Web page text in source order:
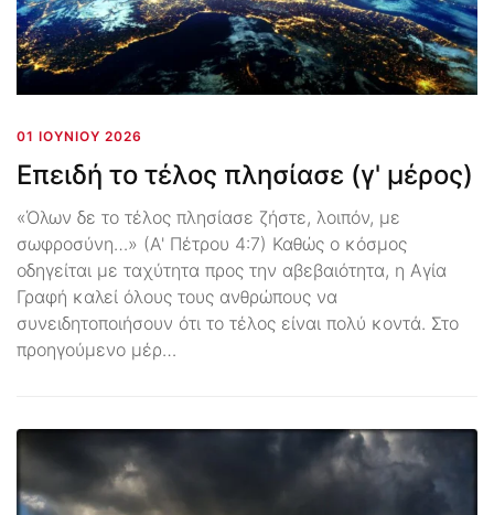
01 ΙΟΥΝΊΟΥ 2026
Επειδή το τέλος πλησίασε (γ' μέρος)
«Όλων δε το τέλος πλησίασε ζήστε, λοιπόν, με
σωφροσύνη…» (Α' Πέτρου 4:7) Καθώς ο κόσμος
οδηγείται με ταχύτητα προς την αβεβαιότητα, η Αγία
Γραφή καλεί όλους τους ανθρώπους να
συνειδητοποιήσουν ότι το τέλος είναι πολύ κοντά. Στο
προηγούμενο μέρ…